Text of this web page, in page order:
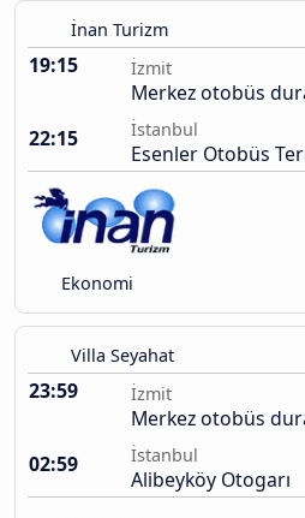
İnan Turizm
19:15 İzmit
Merkez otobüs
22:15
İstanbul
Esenler Otobüs
Ekonomi
Villa Seyahat
23:59 İzmit
Merkez otobüs
02:59
İstanbul
Alibeyköy Otogarı